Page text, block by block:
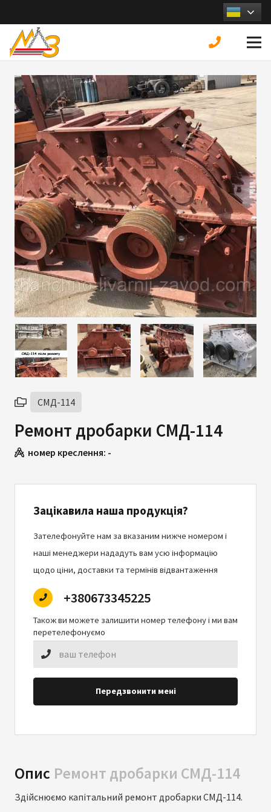
СМД-114
Ремонт дробарки СМД-114
номер креслення: -
Зацікавила наша продукція?
Зателефонуйте нам за вказаним нижче номером і
наші менеджери нададуть вам усю інформацію
щодо ціни, доставки та термінів відвантаження
+380673345225
Також ви можете залишити номер телефону і ми вам
перетелефонуємо
Передзвонити мені
Опис Ремонт дробарки СМД-114
Здійснюємо капітальний ремонт дробарки СМД-114.